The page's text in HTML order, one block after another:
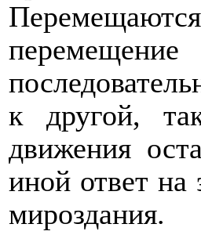
к другой,
движения
иной ответ на
мироздания.